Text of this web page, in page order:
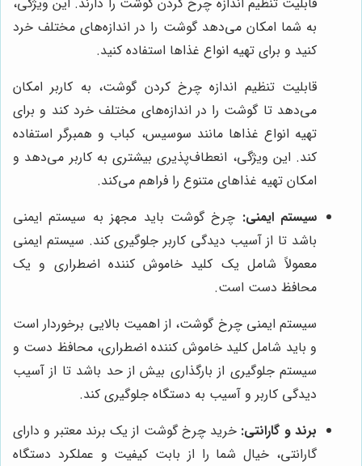
به شما امکان می‌دهد گوشت را در اندازه‌های مختلف خرد
کنید و برای تهیه انواع غذاها استفاده کنید.
قابلیت تنظیم اندازه چرخ کردن گوشت، به کاربر امکان
می‌دهد تا گوشت را در اندازه‌های مختلف خرد کند و برای
تهیه انواع غذاها مانند سوسیس، کباب و همبرگر استفاده
کند. این ویژگی، انعطاف‌پذیری بیشتری به کاربر می‌دهد و
امکان تهیه غذاهای متنوع را فراهم می‌کند.
سیستم ایمنی: چرخ گوشت باید مجهز به سیستم ایمنی
باشد تا از آسیب دیدگی کاربر جلوگیری کند. سیستم ایمنی
معمولاً شامل یک کلید خاموش کننده اضطراری و یک
محافظ دست است.
سیستم ایمنی چرخ گوشت، از اهمیت بالایی برخوردار است
و باید شامل کلید خاموش کننده اضطراری، محافظ دست و
سیستم جلوگیری از بارگذاری بیش از حد باشد تا از آسیب
دیدگی کاربر و آسیب به دستگاه جلوگیری کند.
برند و گارانتی: خرید چرخ گوشت از یک برند معتبر و دارای
گارانتی، خیال شما را از بابت کیفیت و عملکرد دستگاه